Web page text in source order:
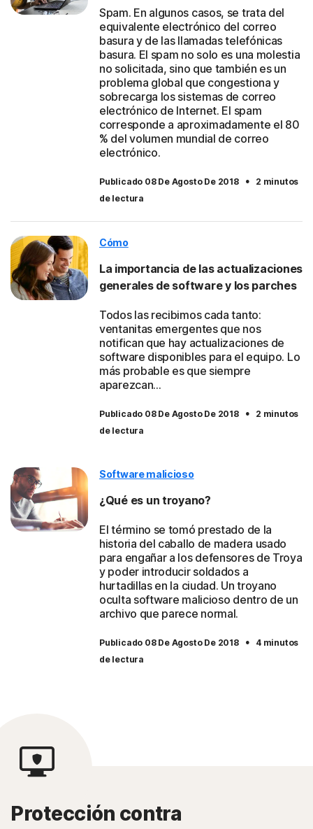
Spam. En algunos casos, se trata del
equivalente electrónico del correo
basura y de las llamadas telefónicas
basura. El spam no solo es una molestia
no solicitada, sino que también es un
problema global que congestiona y
sobrecarga los sistemas de correo
electrónico de Internet. El spam
corresponde a aproximadamente el 80
% del volumen mundial de correo
electrónico.
Publicado 08 De Agosto De 2018 ·
2 minutos
de lectura
Cómo
La importancia de las actualizaciones
generales de software y los parches
Todos las recibimos cada tanto:
ventanitas emergentes que nos
notifican que hay actualizaciones de
software disponibles para el equipo. Lo
más probable es que siempre
aparezcan...
Publicado 08 De Agosto De 2018 ·
2 minutos
de lectura
Software malicioso
¿Qué es un troyano?
El término se tomó prestado de la
historia del caballo de madera usado
para engañar a los defensores de Troya
y poder introducir soldados a
hurtadillas en la ciudad. Un troyano
oculta software malicioso dentro de un
archivo que parece normal.
Publicado 08 De Agosto De 2018 ·
4 minutos
de lectura
Protección contra